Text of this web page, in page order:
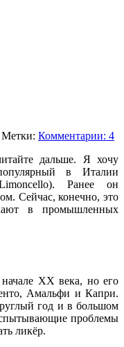
Метки: Комментарии: 4
дальше. Я хочу
в Италии
Ранее он
Сейчас, конечно, это
в промышленных
XX века, но его
Амальфи и Капри.
год и в большом
проблемы
ликёр.